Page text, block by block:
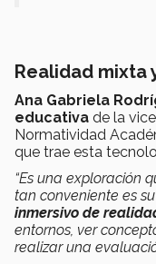
Realidad mixta
Ana Gabriela
educativa de la
Normatividad
que trae esta
“Es una exploración
tan conveniente es
inmersivo de
entornos, ver
realizar una